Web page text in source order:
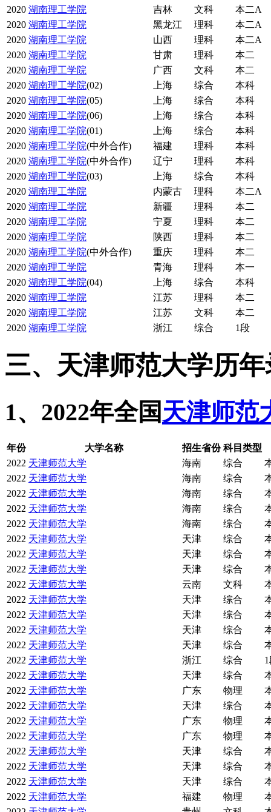
2020 湖南理工学院 吉林 文科
本二A
2020 湖南理工学院 黑龙江 理科
本二A
2020 湖南理工学院 山西 理科
本二A
2020 湖南理工学院 甘肃 理科
本二
2020 湖南理工学院 广西 文科
本二
2020 湖南理工学院(02) 上海 综合
本科
2020 湖南理工学院(05) 上海 综合
本科
2020 湖南理工学院(06) 上海 综合
本科
2020 湖南理工学院(01) 上海 综合
本科
2020 湖南理工学院(中外合作) 福建 理科
本科
2020 湖南理工学院(中外合作) 辽宁 理科
本科
2020 湖南理工学院(03) 上海 综合
本科
2020 湖南理工学院 内蒙古 理科
本二A
2020 湖南理工学院 新疆 理科
本二
2020 湖南理工学院 宁夏 理科
本二
2020 湖南理工学院 陕西 理科
本二
2020 湖南理工学院(中外合作) 重庆 理科
本二
2020 湖南理工学院 青海 理科
本一
2020 湖南理工学院(04) 上海 综合
本科
2020 湖南理工学院 江苏 理科
本二
2020 湖南理工学院 江苏 文科
本二
2020 湖南理工学院 浙江 综合 1段
三、天津师范大学历
1、2022年全国 天津师范
年份 大学名称 招生省份 科目类型
2022 天津师范大学 海南 综合
2022 天津师范大学 海南 综合
2022 天津师范大学 海南 综合
2022 天津师范大学 海南 综合
2022 天津师范大学 海南 综合
2022 天津师范大学 天津 综合
2022 天津师范大学 天津 综合
2022 天津师范大学 天津 综合
2022 天津师范大学 云南 文科
2022 天津师范大学 天津 综合
2022 天津师范大学 天津 综合
2022 天津师范大学 天津 综合
2022 天津师范大学 天津 综合
2022 天津师范大学 浙江 综合
2022 天津师范大学 天津 综合
2022 天津师范大学 广东 物理
2022 天津师范大学 天津 综合
2022 天津师范大学 广东 物理
2022 天津师范大学 广东 物理
2022 天津师范大学 天津 综合
2022 天津师范大学 天津 综合
2022 天津师范大学 天津 综合
2022 天津师范大学 福建 物理